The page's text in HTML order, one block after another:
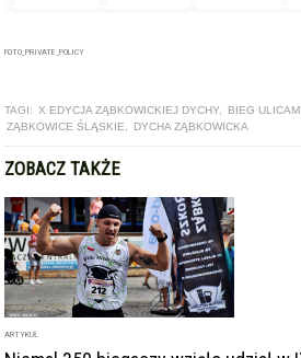
FOTO_PRIVATE_POLICY
TAGI: X EDYCJA ZĄBKOWICKIEJ DYCHY BIEG
ZĄBKOWICE ŚLĄSKIE
DYCHA ZĄBKOWICKA
ZOBACZ TAKŻE
ARTYKUŁ